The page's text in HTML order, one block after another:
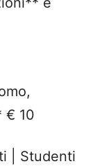
€ 10
| Studenti